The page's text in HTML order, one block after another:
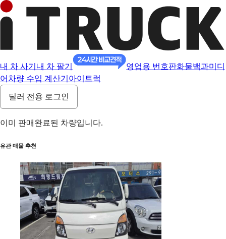
내 차 사기 내 차 팔기 영업용 번호판화물백과미디
어 차량 수입 계산기 아이트럭
딜러 전용 로그인
이미 판매완료된 차량입니다.
유관 매물 추천